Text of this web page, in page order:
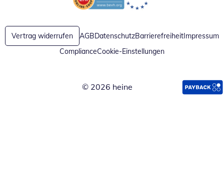
Öffnet in neuem FensterÖffnet in neuem Fenster
Vertrag widerrufen AGBDatenschutzBarrierefreiheitImpressum
ComplianceCookie-Einstellungen
© 2026 heine